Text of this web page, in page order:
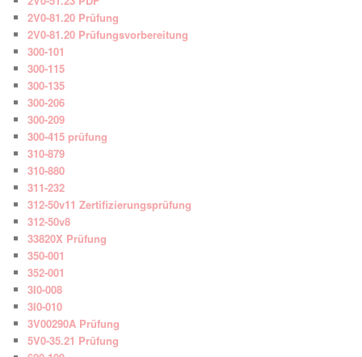
2V0-81.20 Prüfung
2V0-81.20 Prüfungsvorbereitung
300-101
300-115
300-135
300-206
300-209
300-415 prüfung
310-879
310-880
311-232
312-50v11 Zertifizierungsprüfung
312-50v8
33820X Prüfung
350-001
352-001
3I0-008
3I0-010
3V00290A Prüfung
5V0-35.21 Prüfung